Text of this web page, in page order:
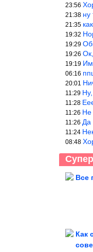
23:56
21:38 ну
21:35
19:32
19:29
19:26 Ок,
19:19 Им
06:16
20:01
11:29
11:28
11:26 Не
11:26 Да
11:24
08:48
Все
Как